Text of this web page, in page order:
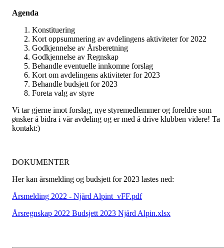
Agenda
Konstituering
Kort oppsummering av avdelingens aktiviteter for 2022
Godkjennelse av Årsberetning
Godkjennelse av Regnskap
Behandle eventuelle innkomne forslag
Kort om avdelingens aktiviteter for 2023
Behandle budsjett for 2023
Foreta valg av styre
Vi tar gjerne imot forslag, nye styremedlemmer og foreldre som
ønsker å bidra i vår avdeling og er med å drive klubben videre! Ta
kontakt:)
DOKUMENTER
Her kan årsmelding og budsjett for 2023 lastes ned:
Årsmelding 2022 - Njård Alpint_vFF.pdf
Årsregnskap 2022 Budsjett 2023 Njård Alpin.xlsx